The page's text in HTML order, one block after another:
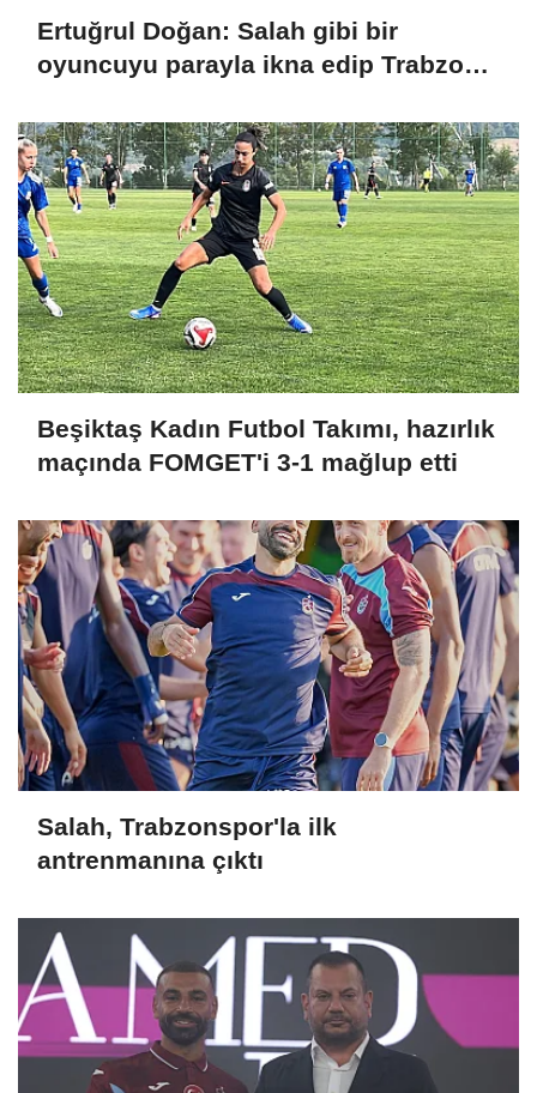
Ertuğrul Doğan: Salah gibi bir
oyuncuyu parayla ikna edip Trabzon'a
Beşiktaş Kadın Futbol Takımı, hazırlık
maçında FOMGET'i 3-1 mağlup etti
Salah, Trabzonspor'la ilk
antrenmanına çıktı